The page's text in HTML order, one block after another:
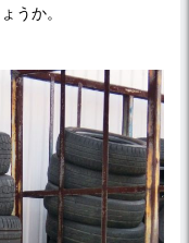
うか。